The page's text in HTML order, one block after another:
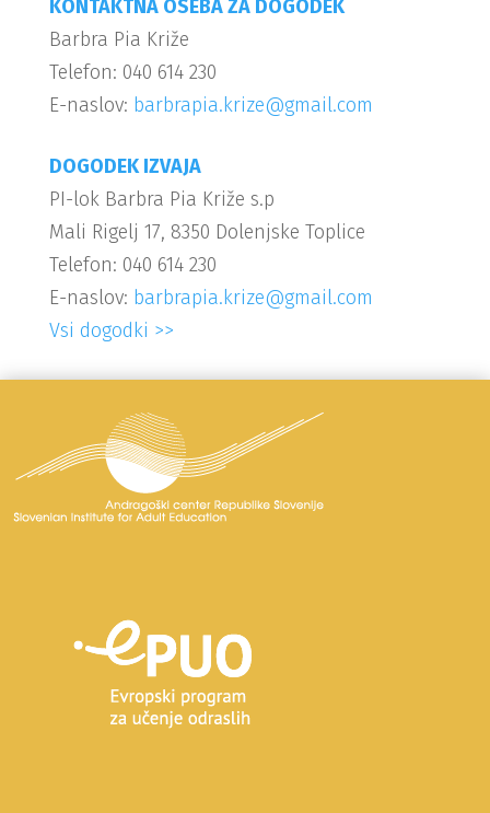
KONTAKTNA OSEBA ZA DOGODEK
Barbra Pia Križe
Telefon: 040 614 230
E-naslov: barbrapia.krize@gmail.com
DOGODEK IZVAJA
PI-lok Barbra Pia Križe s.p
Mali Rigelj 17, 8350 Dolenjske Toplice
Telefon: 040 614 230
E-naslov: barbrapia.krize@gmail.com
Vsi dogodki >>